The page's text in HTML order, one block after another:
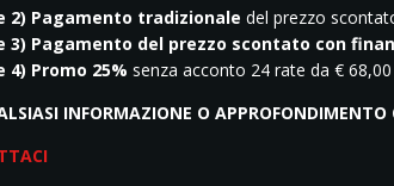
2) Pagamento tradizionale del prezzo
3) Pagamento del prezzo scontato con
4) Promo 25% senza acconto 24 rate da €
INFORMAZIONE O